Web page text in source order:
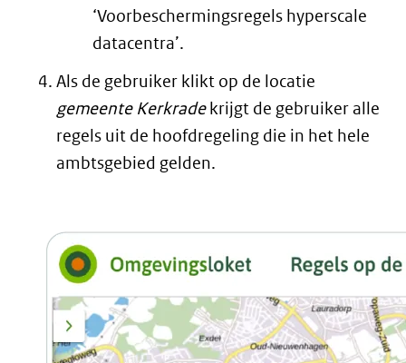
‘Voorbeschermingsregels hyperscale
datacentra’.
Als de gebruiker klikt op de locatie
gemeente Kerkradekrijgt de gebruiker alle
regels uit de hoofdregeling die in het hele
ambtsgebied gelden.